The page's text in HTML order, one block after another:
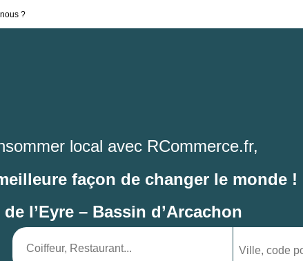
?
local avec RCommerce.fr,
façon de changer le monde !
de l’Eyre – Bassin d’Arcachon